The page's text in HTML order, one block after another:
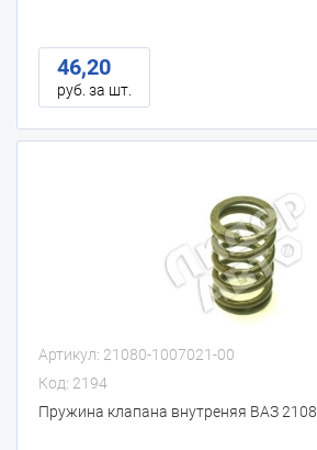
46,20
руб. за шт.
Артикул: 21080-1007021-00
Код: 2194
Пружина клапана внутреняя ВАЗ 2108